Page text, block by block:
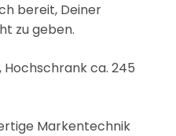
bereit, Deiner
zu geben.
ca. 245
Markentechnik